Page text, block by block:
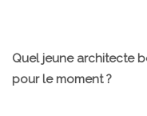
Quel jeune architecte
pour le moment ?